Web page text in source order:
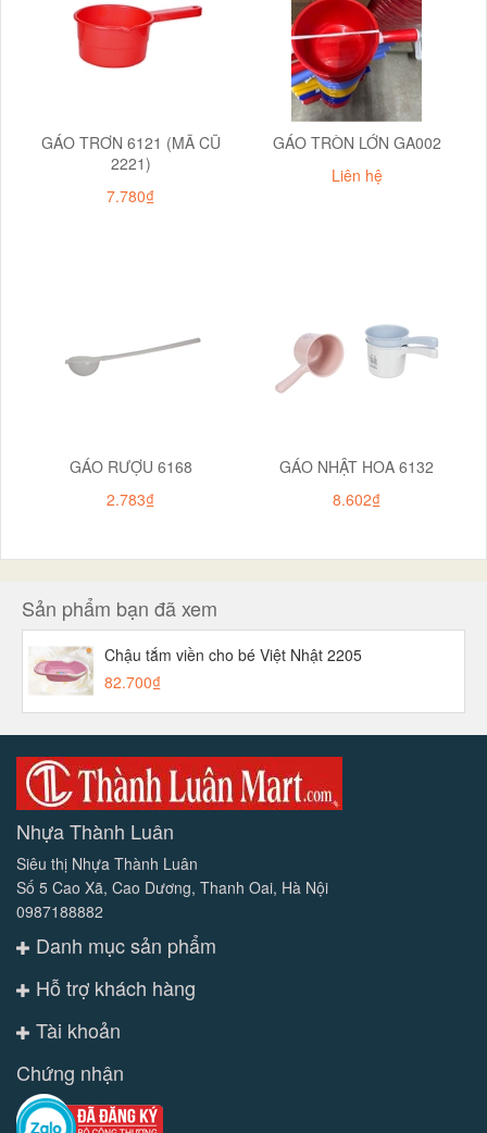
GÁO TRƠN 6121 (MÃ CŨ
2221)
7.780₫
GÁO TRÒN LỚN GA002
Liên hệ
GÁO RƯỢU 6168
2.783₫
GÁO NHẬT HOA 6132
8.602₫
Sản phẩm bạn đã xem
Chậu tắm viền cho bé Việt Nhật 2205
82.700₫
Nhựa Thành Luân
Siêu thị Nhựa Thành Luân
Số 5 Cao Xã, Cao Dương, Thanh Oai, Hà Nội
0987188882
Danh mục sản phẩm
Hỗ trợ khách hàng
Tài khoản
Chứng nhận